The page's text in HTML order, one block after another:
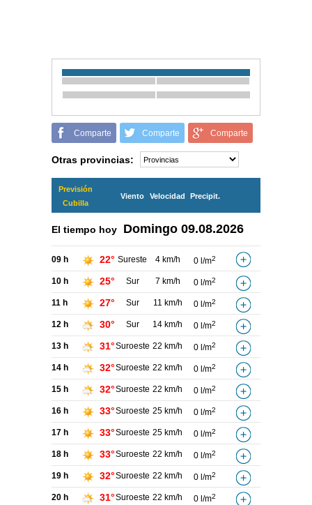
Comparte Comparte Comparte
Otras provincias:
Previsión
Cubilla
Viento Velocidad Precipit.
El tiempo hoy Domingo 09.08.2026
09 h 22° Sureste 4 km/h 0 l/m2
10 h 25° Sur 7 km/h 0 l/m2
11 h 27° Sur 11 km/h 0 l/m2
12 h 30° Sur 14 km/h 0 l/m2
13 h 31°Suroeste 22 km/h 0 l/m2
14 h 32°Suroeste 22 km/h 0 l/m2
15 h 32°Suroeste 22 km/h 0 l/m2
16 h 33°Suroeste 25 km/h 0 l/m2
17 h 33°Suroeste 25 km/h 0 l/m2
18 h 33°Suroeste 22 km/h 0 l/m2
19 h 32°Suroeste 22 km/h 0 l/m2
20 h 31°Suroeste 22 km/h 0 l/m2